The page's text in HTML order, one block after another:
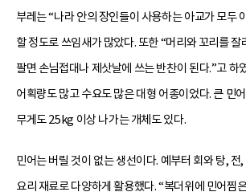
부레는 “나라 안의 장인들이 사용하는 아교가 모두
할 정도로 쓰임새가 많았다. 또한 “머리와 꼬리를
팔면 손님접대나 제삿날에 쓰는 반찬이 된다.”고 하
어획량도 많고 수요도 많은 대형 어종이었다. 큰 민
무게도 25kg 이상 나가는 개체도 있다.
민어는 버릴 것이 없는 생선이다. 예부터 회와 탕, 전,
요리 재료로 다양하게 활용했다. “복더위에 민어찜